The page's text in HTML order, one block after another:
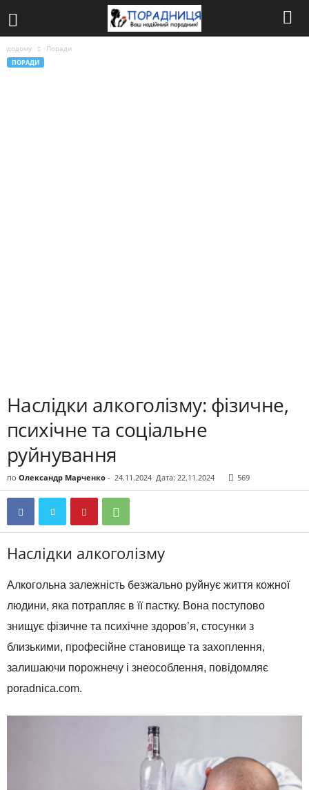
додому Поради
ПОРАДИ
Наслідки алкоголізму: фізичне,
психічне та соціальне
руйнування
по Олександр Марченко - 24.11.2024 Дата: 22.11.2024 569
Наслідки алкоголізму
Алкогольна залежність безжально руйнує життя кожної
людини, яка потрапляє в її пастку. Вона поступово
знищує фізичне та психічне здоров’я, стосунки з
близькими, професійне становище та захоплення,
залишаючи порожнечу і знеособлення, повідомляє
poradnica.com.